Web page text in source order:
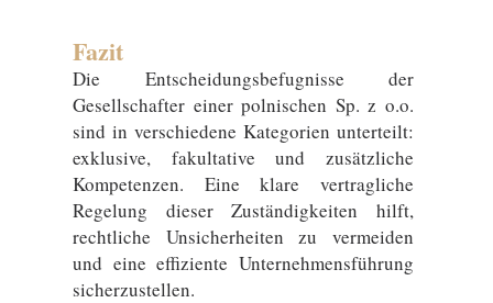
Fazit
Die Entscheidungsbefugnisse der
Gesellschafter einer polnischen Sp. z o.o.
sind in verschiedene Kategorien unterteilt:
exklusive, fakultative und zusätzliche
Kompetenzen. Eine klare vertragliche
Regelung dieser Zuständigkeiten hilft,
rechtliche Unsicherheiten zu vermeiden
und eine effiziente Unternehmensführung
sicherzustellen.